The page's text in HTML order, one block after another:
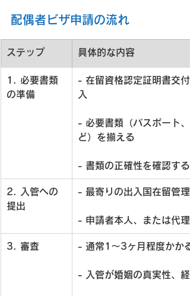
配偶者ビザ申請の流れ
ステップ 具体的な内容
1. 必要書類
の準備
- 在留資格認定証明書交
入
- 必要書類（パスポート
ど）を揃える
- 書類の正確性を確認する
2. 入管への
提出
- 最寄りの出入国在留管
- 申請者本人、または代
3. 審査 - 通常1〜3ヶ月程度かかる
- 入管が婚姻の真実性、